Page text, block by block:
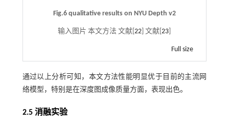
Fig.6 qualitative results on NYU Depth v2
输入图片 本文方法 文献[22 ] 文献[23
Full size
通过以上分析可知，本文方法性能明显优于目前的主流网
络模型，特别是在深度图成像质量方面，表现出色。
2.5 消融实验